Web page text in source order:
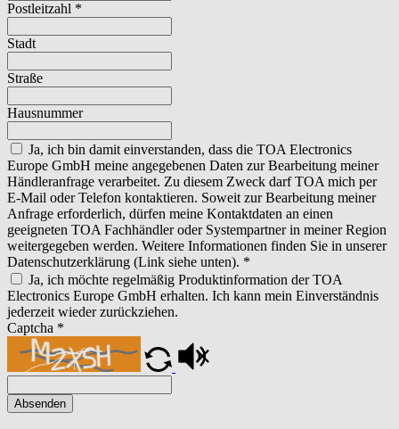
Postleitzahl *
Stadt
Straße
Hausnummer
Ja, ich bin damit einverstanden, dass die TOA Electronics
Europe GmbH meine angegebenen Daten zur Bearbeitung meiner
Händleranfrage verarbeitet. Zu diesem Zweck darf TOA mich per
E-Mail oder Telefon kontaktieren. Soweit zur Bearbeitung meiner
Anfrage erforderlich, dürfen meine Kontaktdaten an einen
geeigneten TOA Fachhändler oder Systempartner in meiner Region
weitergegeben werden. Weitere Informationen finden Sie in unserer
Datenschutzerklärung (Link siehe unten). *
Ja, ich möchte regelmäßig Produktinformation der TOA
Electronics Europe GmbH erhalten. Ich kann mein Einverständnis
jederzeit wieder zurückziehen.
Captcha *
Absenden